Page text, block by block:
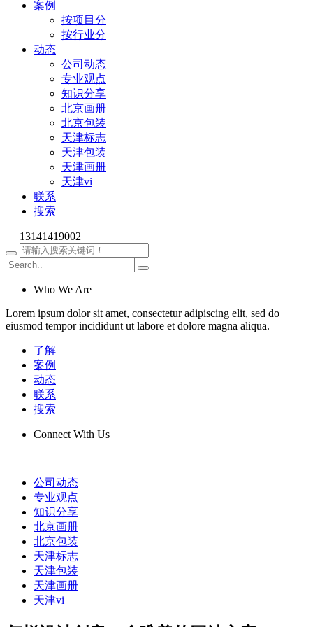
案例
按项目分
按行业分
动态
公司动态
专业观点
知识分享
北京画册
北京包装
天津标志
天津包装
天津画册
天津vi
联系
搜索
13141419002
Who We Are
Lorem ipsum dolor sit amet, consectetur adipiscing elit, sed do
eiusmod tempor incididunt ut labore et dolore magna aliqua.
了解
案例
动态
联系
搜索
Connect With Us
公司动态
专业观点
知识分享
北京画册
北京包装
天津标志
天津包装
天津画册
天津vi